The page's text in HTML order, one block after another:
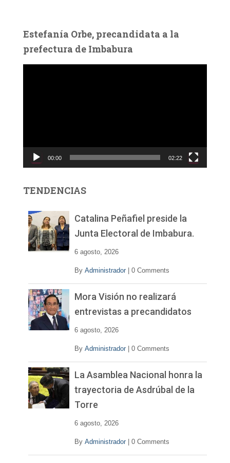
Estefanía Orbe, precandidata a la
prefectura de Imbabura
c
d
00:00 02:22
TENDENCIAS
Catalina Peñafiel preside la
Junta Electoral de Imbabura.
6 agosto, 2026
By Administrador 0 Comments
Mora Visión no realizará
entrevistas a precandidatos
6 agosto, 2026
By Administrador 0 Comments
La Asamblea Nacional honra la
trayectoria de Asdrúbal de la
Torre
6 agosto, 2026
By Administrador 0 Comments